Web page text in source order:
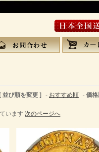
並び順を変更 ] - おすすめ順 -価
います 次のページへ